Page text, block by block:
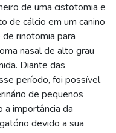
de uma cistotomia e
de cálcio em um canino
rinotomia para
nasal de alto grau
Diante das
período, foi possível
de pequenos
a importância da
devido a sua